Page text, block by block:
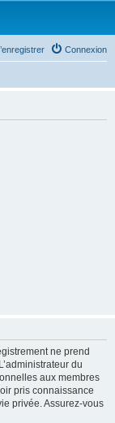
Connexion
ne prend
du
aux membres
pris connaissance
privée. Assurez-vous